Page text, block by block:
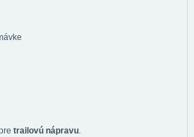
trailovú nápravu.